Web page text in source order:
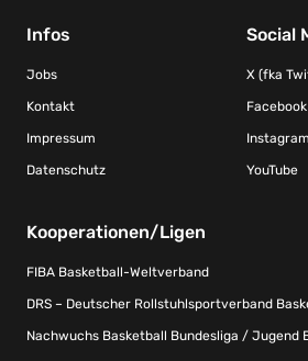
Infos
Jobs
Kontakt
Impressum
Datenschutz
Social
X (fka
Facebook
Instagram
YouTube
Kooperationen/Ligen
FIBA Basketball-Weltverband
DRS – Deutscher Rollstuhlsportverband
Nachwuchs Basketball Bundesliga / Jugend